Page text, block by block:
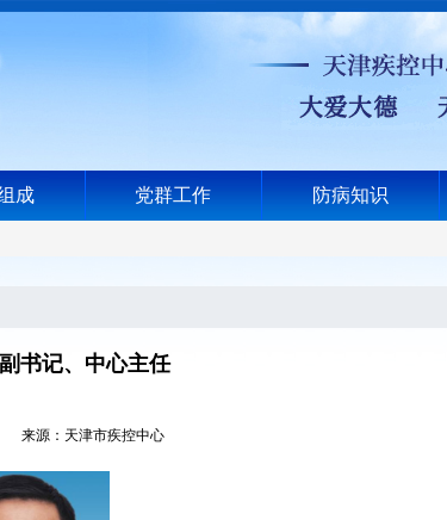
成 党群工作 防病知识
书记、中心主任
来源：天津市疾控中心